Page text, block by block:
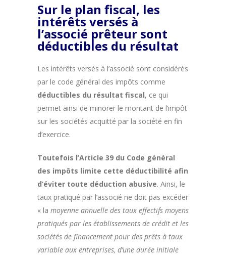
Sur le plan fiscal, les
intérêts versés à
l’associé prêteur sont
déductibles du résultat
Les intérêts versés à l’associé sont considérés
par le code général des impôts comme
déductibles du résultat fiscal, ce qui
permet ainsi de minorer le montant de l’impôt
sur les sociétés acquitté par la société en fin
d’exercice.
Toutefois l’Article 39 du Code général
des impôts limite cette déductibilité afin
d’éviter toute déduction abusive. Ainsi, le
taux pratiqué par l’associé ne doit pas excéder
« la moyenne annuelle des taux effectifs moyens
pratiqués par les établissements de crédit et les
sociétés de financement pour des prêts à taux
variable aux entreprises, d’une durée initiale